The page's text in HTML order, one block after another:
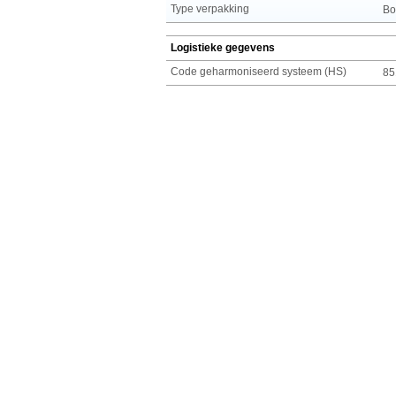
Type verpakking
Logistieke gegevens
Code geharmoniseerd systeem (HS)